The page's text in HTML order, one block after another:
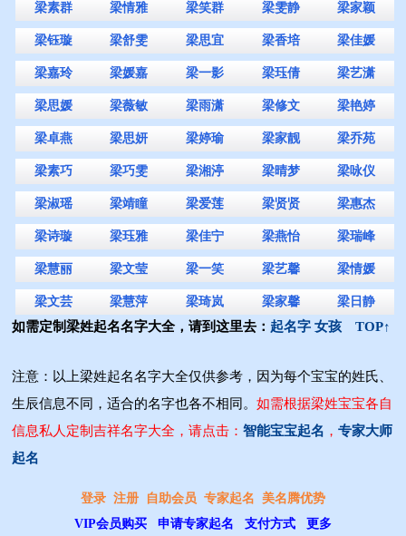
梁素群 梁情雅 梁笑群 梁雯静 梁家颖
梁钰璇 梁舒雯 梁思宜 梁香培 梁佳媛
梁嘉玲 梁媛嘉 梁一影 梁珏倩 梁艺潇
梁思媛 梁薇敏 梁雨潇 梁修文 梁艳婷
梁卓燕 梁思妍 梁婷瑜 梁家靓 梁乔苑
梁素巧 梁巧雯 梁湘渟 梁晴梦 梁咏仪
梁淑瑶 梁靖瞳 梁爱莲 梁贤贤 梁惠杰
梁诗璇 梁珏雅 梁佳宁 梁燕怡 梁瑞峰
梁慧丽 梁文莹 梁一笑 梁艺馨 梁情媛
梁文芸 梁慧萍 梁琦岚 梁家馨 梁日静
如需定制梁姓起名名字大全，请到这里去： 起名字 女孩 TOP↑
注意：以上梁姓起名名字大全仅供参考，因为每个宝宝的姓氏、
生辰信息不同，适合的名字也各不相同。 如需根据梁姓宝宝各自
信息私人定制吉祥名字大全，请点击： 智能宝宝起名 ， 专家大师
起名
登录 注册 自助会员 专家起名 美名腾优势
VIP会员购买
申请专家起名 支付方式 更多